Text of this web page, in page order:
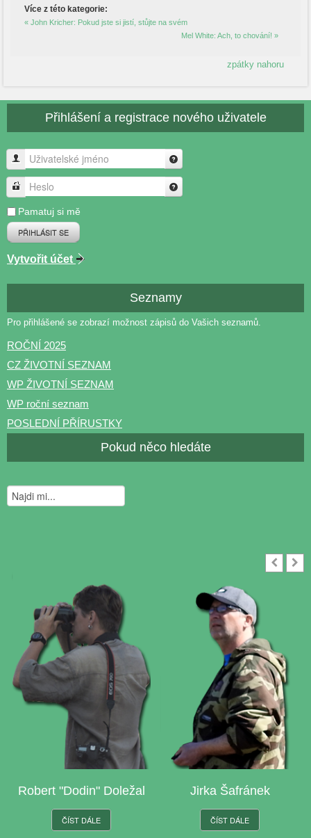
Více z této kategorie:
« John Kricher: Pokud jste si jistí, stůjte na svém
Mel White: Ach, to chování! »
zpátky nahoru
Přihlášení a registrace nového uživatele
Uživatelské jméno
Heslo
Pamatuj si mě
PŘIHLÁSIT SE
Vytvořit účet
Seznamy
Pro přihlášené se zobrazí možnost zápisů do Vašich seznamů.
ROČNÍ 2025
CZ ŽIVOTNÍ SEZNAM
WP ŽIVOTNÍ SEZNAM
WP roční seznam
POSLEDNÍ PŘÍRUSTKY
Pokud něco hledáte
Robert "Dodin" Doležal
ČÍST DÁLE
Jirka Šafránek
ČÍST DÁLE